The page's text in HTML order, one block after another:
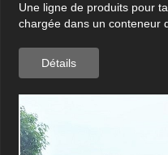
Une ligne de produits pour
chargée dans un conteneur
Détails